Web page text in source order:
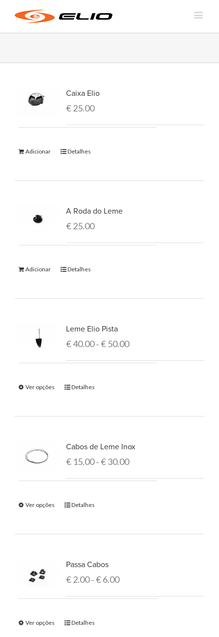
Caixa Elio
€25.00
Adicionar Detalhes
A Roda do Leme
€25.00
Adicionar Detalhes
Leme Elio Pista
€40.00–€50.00
Ver opções Detalhes
Cabos de Leme Inox
€15.00–€30.00
Ver opções Detalhes
Passa Cabos
€2.00–€6.00
Ver opções Detalhes